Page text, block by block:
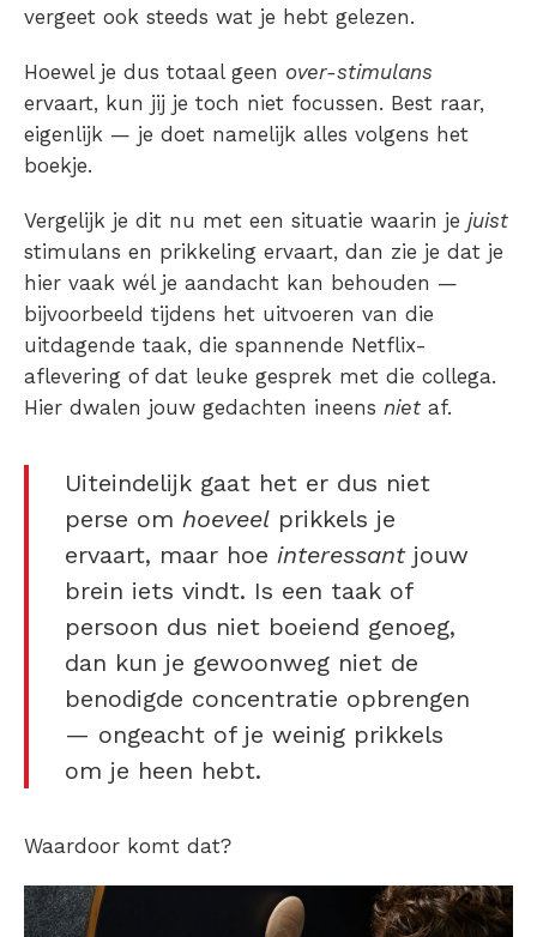
vergeet ook steeds wat je hebt gelezen.
Hoewel je dus totaal geen over-stimulans
ervaart, kun jij je toch niet focussen. Best raar,
eigenlijk — je doet namelijk alles volgens het
boekje.
Vergelijk je dit nu met een situatie waarin je juist
stimulans en prikkeling ervaart, dan zie je dat je
hier vaak wél je aandacht kan behouden —
bijvoorbeeld tijdens het uitvoeren van die
uitdagende taak, die spannende Netflix-
aflevering of dat leuke gesprek met die collega.
Hier dwalen jouw gedachten ineens niet af.
Uiteindelijk gaat het er dus niet
perse om hoeveel prikkels je
ervaart, maar hoe interessantjouw
brein iets vindt. Is een taak of
persoon dus niet boeiend genoeg,
dan kun je gewoonweg niet de
benodigde concentratie opbrengen
— ongeacht of je weinig prikkels
om je heen hebt.
Waardoor komt dat?